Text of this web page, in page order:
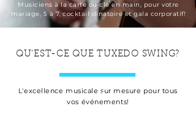
Musiciens à la carte ou clé en main, pour votre
mariage, 5 à 7, cocktail dinatoire et gala corporatif!
QU'EST-CE QUE TUXEDO SWING?
L'excellence musicale sur mesure pour tous
vos événements!
En savoir plus